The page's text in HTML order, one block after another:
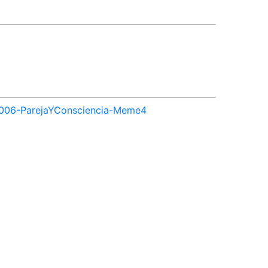
ParejaYConsciencia-Meme4